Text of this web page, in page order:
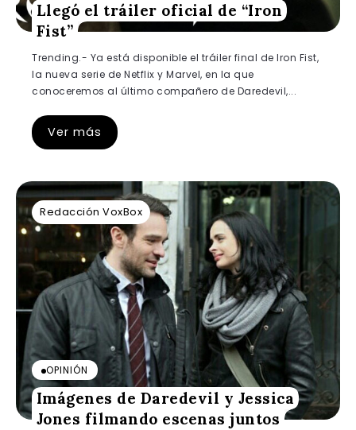
Llegó el tráiler oficial de “Iron
Fist”
Trending.- Ya está disponible el tráiler final de Iron Fist,
la nueva serie de Netflix y Marvel, en la que
conoceremos al último compañero de Daredevil,...
Ver más
Redacción VoxBox
OPINIÓN
Imágenes de Daredevil y Jessica
Jones filmando escenas juntos